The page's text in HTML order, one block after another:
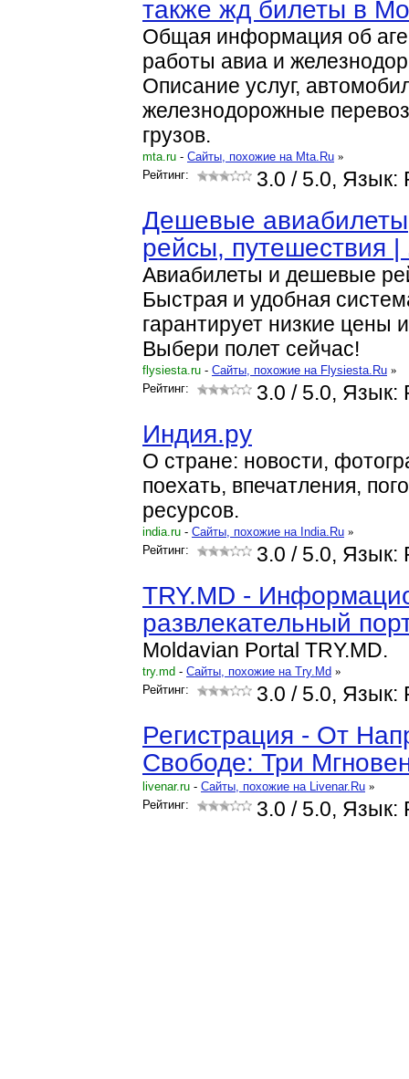
также жд билеты в
Общая информация об
работы авиа и
Описание услуг,
железнодорожные
грузов.
mta.ru - Cайты, похожие на Mta.Ru »
Рейтинг:
3.0 / 5.0, Язык:
Дешевые
рейсы, путешествия |
Авиабилеты и дешевые
Быстрая и удобная
гарантирует низкие цены
Выбери полет сейчас!
flysiesta.ru - Cайты, похожие на Flysiesta.Ru »
Рейтинг:
3.0 / 5.0, Язык:
Индия.ру
О стране: новости,
поехать, впечатления,
ресурсов.
india.ru - Cайты, похожие на India.Ru »
Рейтинг:
3.0 / 5.0, Язык:
TRY.MD -
развлекательный
Moldavian Portal TRY.MD.
try.md - Cайты, похожие на Try.Md »
Рейтинг:
3.0 / 5.0, Язык:
Регистрация - От
Свободе: Три
livenar.ru - Cайты, похожие на Livenar.Ru »
Рейтинг:
3.0 / 5.0, Язык: